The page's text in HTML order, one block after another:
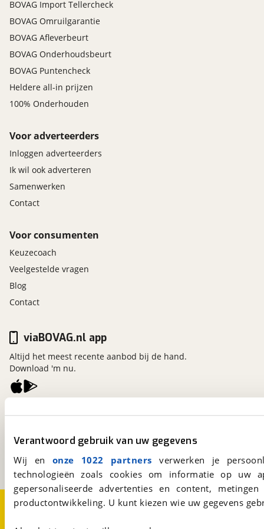
Verantwoord gebruik van uw gegevens
Wij en onze 1022 partners verwerken je
technologieën zoals cookies om informatie op
gepersonaliseerde advertenties en content,
productontwikkeling. U kunt kiezen wie uw gegevens
BOVAG Import Tellercheck
BOVAG Omruilgarantie
BOVAG Afleverbeurt
BOVAG Onderhoudsbeurt
BOVAG Puntencheck
Heldere all-in prijzen
100% Onderhouden
Voor adverteerders
Inloggen adverteerders
Ik wil ook adverteren
Samenwerken
Contact
Voor consumenten
Keuzecoach
Veelgestelde vragen
Blog
Contact
viaBOVAG.nl
3981 AJ Bunnik
BOVAG
viaBOVAG.nl app
Altijd het meest recente aanbod bij de hand.
Download 'm nu.
Over viaBOVAG.nlDisclaimer- en Privacyverklaring